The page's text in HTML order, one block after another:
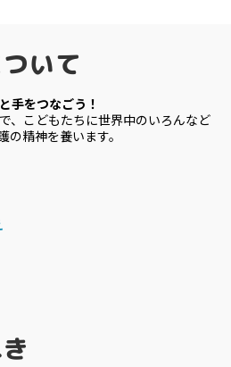
いて
手をつなごう！
、こどもたちに世界中のいろんなど
の精神を養います。